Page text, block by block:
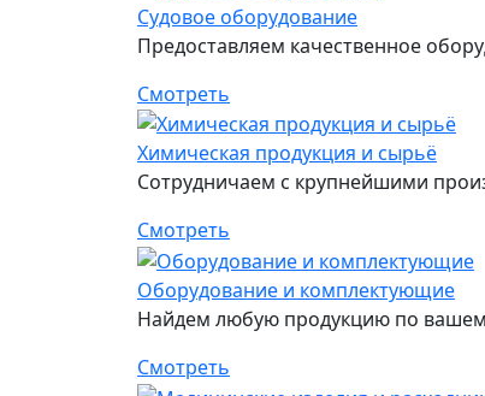
Судовое оборудование
Предоставляем качественное
Смотреть
Химическая продукция и сырьё
Сотрудничаем с крупнейшими
Смотреть
Оборудование и комплектующие
Найдем любую продукцию по
Смотреть